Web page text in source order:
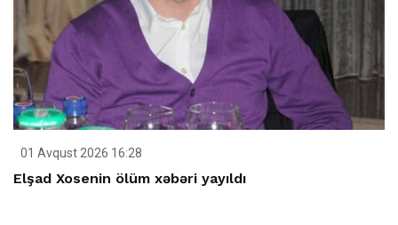
01 Avqust 2026 16:28
Elşad Xosenin ölüm xəbəri yayıldı